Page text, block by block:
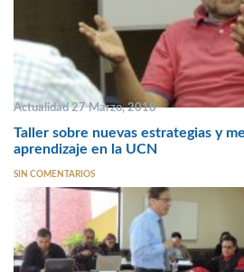
Actualidad 27 Marzo, 2018
Taller sobre nuevas estrategias y
aprendizaje en la UCN
SIN COMENTARIOS